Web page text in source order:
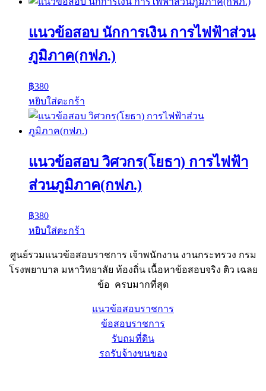
แนวข้อสอบ นักการเงิน การไฟฟ้าส่วน
ภูมิภาค(กฟภ.)
฿380
หยิบใส่ตะกร้า
แนวข้อสอบ วิศวกร(โยธา) การไฟฟ้า
ส่วนภูมิภาค(กฟภ.)
฿380
หยิบใส่ตะกร้า
ศูนย์รวมแนวข้อสอบราชการ เจ้าพนักงาน งานกระทรวง กรม
โรงพยาบาล มหาวิทยาลัย ท้องถิ่น เนื้อหาข้อสอบจริง ติว เฉลย
ข้อ ครบมากที่สุด
แนวข้อสอบราชการ
ข้อสอบราชการ
รับถมที่ดิน
รถรับจ้างขนของ